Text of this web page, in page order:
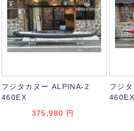
フジタカヌー ALPINA-2
460EX
375,980 円
フジ
460EX